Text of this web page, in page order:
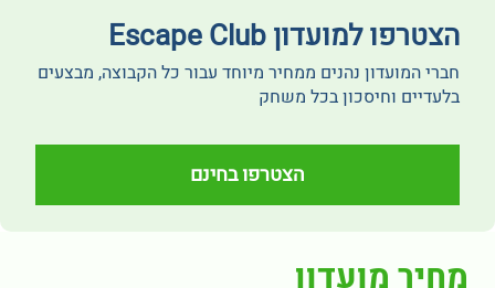
הצטרפו למועדון Escape Club
חברי המועדון נהנים ממחיר מיוחד עבור כל הקבוצה, מבצעים
בלעדיים וחיסכון בכל משחק
הצטרפו בחינם
מחיר מועדון